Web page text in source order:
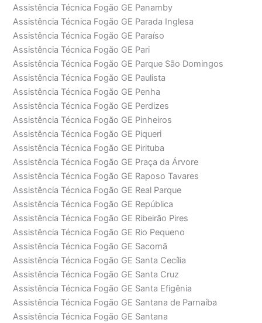
Assistência Técnica Fogão GE Panamby
Assistência Técnica Fogão GE Parada Inglesa
Assistência Técnica Fogão GE Paraíso
Assistência Técnica Fogão GE Pari
Assistência Técnica Fogão GE Parque São Domingos
Assistência Técnica Fogão GE Paulista
Assistência Técnica Fogão GE Penha
Assistência Técnica Fogão GE Perdizes
Assistência Técnica Fogão GE Pinheiros
Assistência Técnica Fogão GE Piqueri
Assistência Técnica Fogão GE Pirituba
Assistência Técnica Fogão GE Praça da Árvore
Assistência Técnica Fogão GE Raposo Tavares
Assistência Técnica Fogão GE Real Parque
Assistência Técnica Fogão GE República
Assistência Técnica Fogão GE Ribeirão Pires
Assistência Técnica Fogão GE Rio Pequeno
Assistência Técnica Fogão GE Sacomã
Assistência Técnica Fogão GE Santa Cecília
Assistência Técnica Fogão GE Santa Cruz
Assistência Técnica Fogão GE Santa Efigênia
Assistência Técnica Fogão GE Santana de Parnaíba
Assistência Técnica Fogão GE Santana